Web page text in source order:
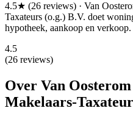
4.5★ (26 reviews) · Van
Taxateurs (o.g.) B.V. doet
hypotheek, aankoop en verkoop.
4.5
(26 reviews)
Over Van
Makelaars-